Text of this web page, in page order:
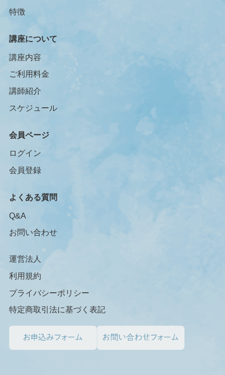
特徴
講座について
講座内容
ご利用料金
講師紹介
スケジュール
会員ページ
ログイン
会員登録
よくある質問
Q&A
お問い合わせ
運営法人
利用規約
プライバシーポリシー
特定商取引法に基づく表記